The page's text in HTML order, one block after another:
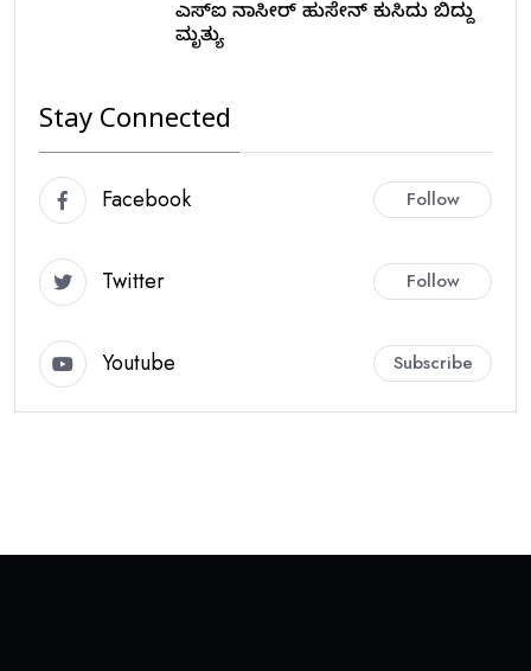
ಎಸ್ಐ ನಾಸೀರ್ ಹುಸೇನ್ ಕುಸಿದು ಬಿದ್ದು
ಮೃತ್ಯು
Stay Connected
Facebook Follow
Twitter Follow
Youtube Subscribe